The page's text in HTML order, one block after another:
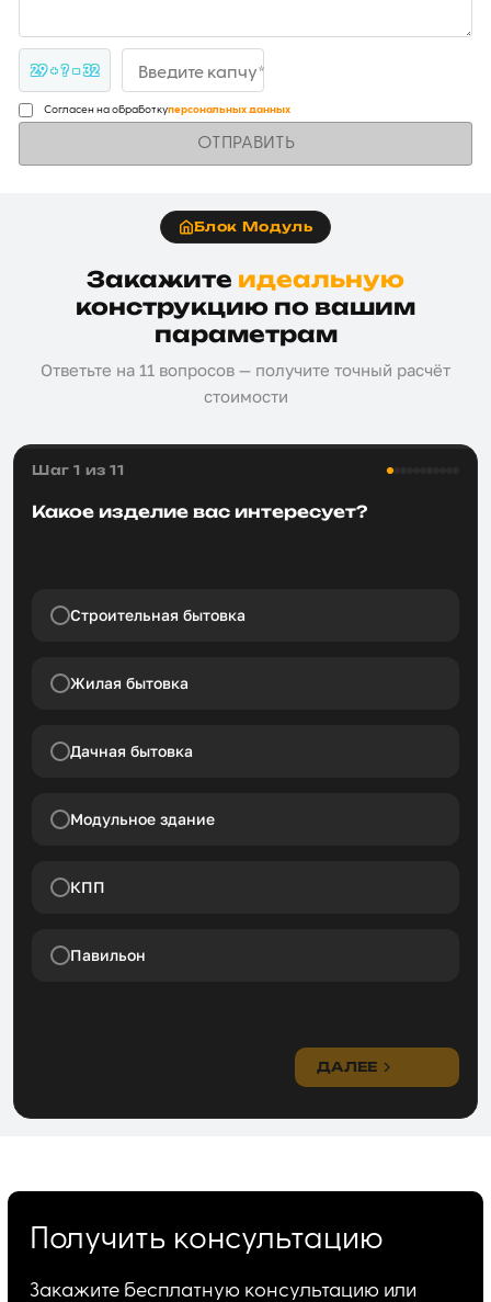
29 + ? = 32 Введите капчу*
Согласен на обработкуперсональных данных
ОТПРАВИТЬ
Блок Модуль
Закажите идеальную
конструкцию по вашим
параметрам
Ответьте на 11 вопросов — получите точный расчёт
стоимости
Шаг 1 из 11
Какое изделие вас интересует?
Строительная бытовка
Жилая бытовка
Дачная бытовка
Модульное здание
КПП
Павильон
ДАЛЕЕ
Получить консультацию
Закажите бесплатную консультацию или